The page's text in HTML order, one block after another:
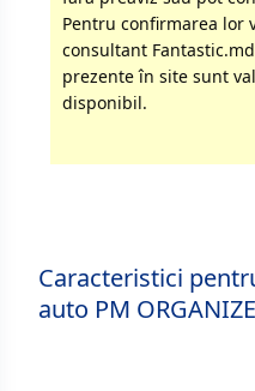
Pentru confirmarea lor
consultant
prezente în site sunt
disponibil.
Caracteristici
auto PM